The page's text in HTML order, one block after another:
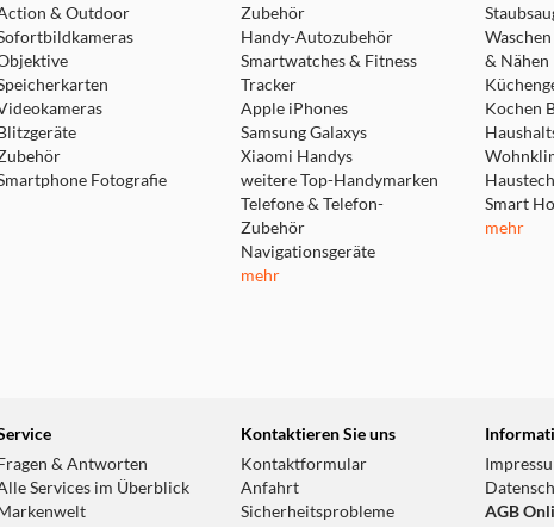
& Outdoor
Fotografie
Zubehör
Handy-Autozubehör
Smartwatches & Fitness
Tracker
Apple iPhones
Samsung Galaxys
Xiaomi Handys
weitere Top-Handymarken
Telefone & Telefon-
Zubehör
Navigationsgeräte
mehr
& Nähen
Kochen
Smart
mehr
& Antworten
Services im Überblick
Kontaktieren Sie uns
Kontaktformular
Anfahrt
Sicherheitsprobleme
AGB